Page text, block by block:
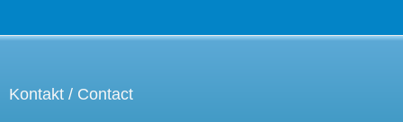
Kontakt / Contact